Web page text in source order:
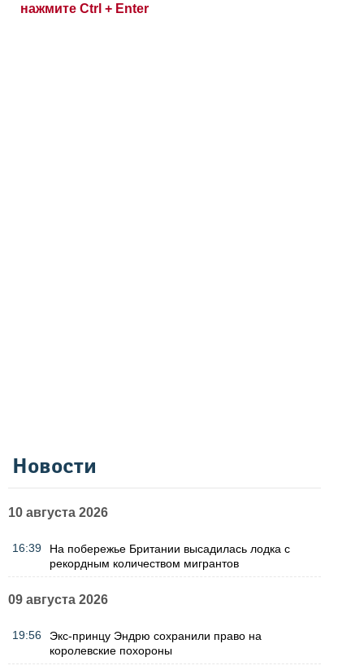
нажмите Ctrl + Enter
Новости
10 августа 2026
16:39
На побережье Британии высадилась лодка с
рекордным количеством мигрантов
09 августа 2026
19:56
Экс-принцу Эндрю сохранили право на
королевские похороны